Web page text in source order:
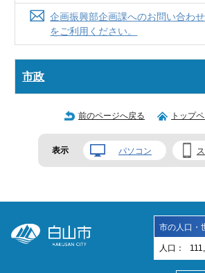
企画振興部企画課へのお問い合わ
をご利用ください。
市政
前のページへ戻る トップ
表示 パソコン
市の人口・
人口：